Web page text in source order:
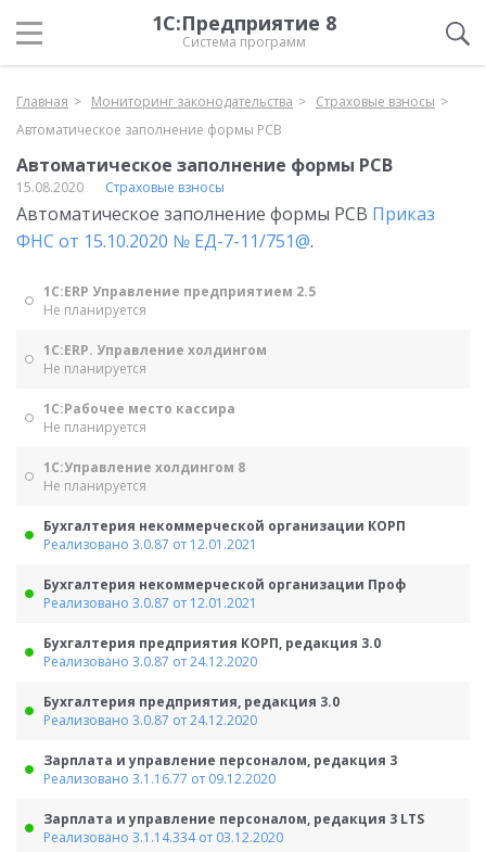
1С:Предприятие 8
Система программ
Главная Мониторинг законодательства
Страховые взносы
Автоматическое заполнение формы РСВ
Автоматическое заполнение формы РСВ
15.08.2020 Страховые взносы
Автоматическое заполнение формы РСВ Приказ
ФНС от 15.10.2020 № ЕД-7-11/751@.
1С:ERP Управление предприятием 2.5
Не планируется
1С:ERP. Управление холдингом
Не планируется
1С:Рабочее место кассира
Не планируется
1С:Управление холдингом 8
Не планируется
Бухгалтерия некоммерческой организации КОРП
Реализовано 3.0.87 от 12.01.2021
Бухгалтерия некоммерческой организации Проф
Реализовано 3.0.87 от 12.01.2021
Бухгалтерия предприятия КОРП, редакция 3.0
Реализовано 3.0.87 от 24.12.2020
Бухгалтерия предприятия, редакция 3.0
Реализовано 3.0.87 от 24.12.2020
Зарплата и управление персоналом, редакция 3
Реализовано 3.1.16.77 от 09.12.2020
Зарплата и управление персоналом, редакция 3 LTS
Реализовано 3.1.14.334 от 03.12.2020